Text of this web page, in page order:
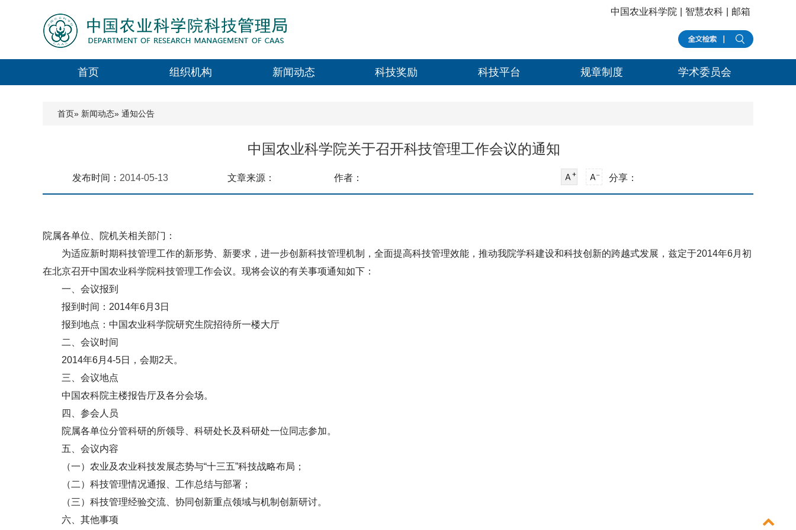
中国农业科学院 智慧农科 邮箱
首页 组织机构 新闻动态 科技奖励 科技平台 规章制度 学术委员会
首页» 新闻动态» 通知公告
中国农业科学院关于召开科技管理工作会议的通知
发布时间： 2014-05-13 文章来源： 作者： 分享：
院属各单位、院机关相关部门：
为适应新时期科技管理工作的新形势、新要求，进一步创新科技管理机制，全面提高科技管理效能，推动我院学科建设和科技创新的跨越式发展，兹定于2014年6月初
在北京召开中国农业科学院科技管理工作会议。现将会议的有关事项通知如下：
一、会议报到
报到时间：2014年6月3日
报到地点：中国农业科学院研究生院招待所一楼大厅
二、会议时间
2014年6月4-5日，会期2天。
三、会议地点
中国农科院主楼报告厅及各分会场。
四、参会人员
院属各单位分管科研的所领导、科研处长及科研处一位同志参加。
五、会议内容
（一）农业及农业科技发展态势与“十三五”科技战略布局；
（二）科技管理情况通报、工作总结与部署；
（三）科技管理经验交流、协同创新重点领域与机制创新研讨。
六、其他事项